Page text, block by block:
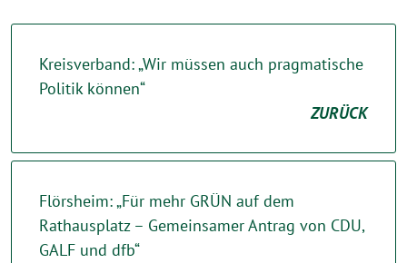
Kreisverband: „Wir müssen auch pragmatische
Politik können“
ZURÜCK
Flörsheim: „Für mehr GRÜN auf dem
Rathausplatz – Gemeinsamer Antrag von CDU,
GALF und dfb“